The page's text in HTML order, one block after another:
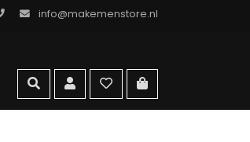
info@makemenstore.nl
zoekenaccountwishlistga naar